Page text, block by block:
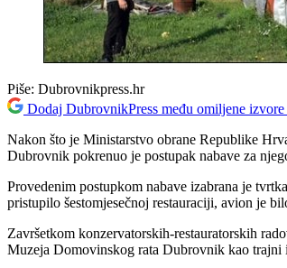
Piše: Dubrovnikpress.hr
Dodaj DubrovnikPress među omiljene izvore
Nakon što je Ministarstvo obrane Republike
Dubrovnik pokrenuo je postupak nabave za
Provedenim postupkom nabave izabrana je
pristupilo šestomjesečnoj restauraciji, avion je
Završetkom konzervatorskih-restauratorskih
Muzeja Domovinskog rata Dubrovnik kao